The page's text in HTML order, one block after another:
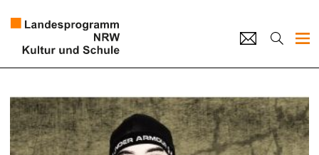
Künstlerpool
Schulen